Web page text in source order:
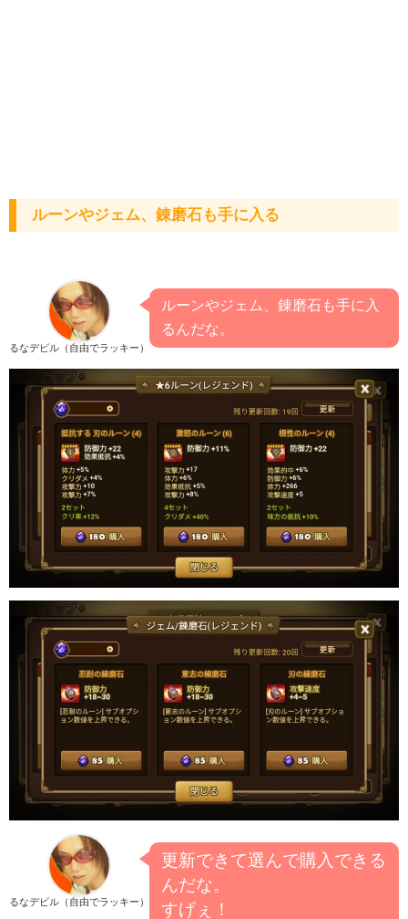
ルーンやジェム、錬磨石も手に入る
るなデビル（自由でラッキー）
ルーンやジェム、錬磨石も手に入
るんだな。
るなデビル（自由でラッキー）
更新できて選んで購入できる
んだな。
すげぇ！